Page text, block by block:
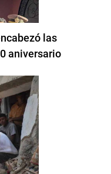
las
aniversario